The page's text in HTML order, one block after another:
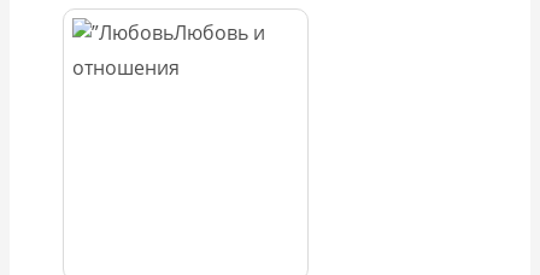
Любовь и
отношения